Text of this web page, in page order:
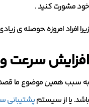
خود مشورت کنید .
زیرا افراد امروزه ،حوصله ی
افزایش سرعت
به سبب همین موضوع ما قصد
باشد. یا از سیستمپشتیبانی